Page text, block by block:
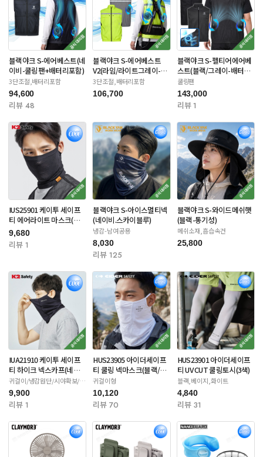
블랙야크 S-에어베스트(네
이비-쿨링팬+배터리포함)
3단조절,배터리포함
94,600
리뷰 48
블랙야크 S-에어베스트
V2(라임/라이트그레이-쿨
링팬) 배터리포함
3단조절,배터리포함
106,700
블랙야크 S-펠티어에어베
스트(블랙/그레이-배터리
별도)
쿨링팬
143,000
리뷰 1
IUS25901 케이투 세이프
티 에어라이트 마스크(블
랙/아이보리)
9,680
리뷰 1
블랙야크 S-아이스멀티넥
(네이비.스카이블루)
냉감-남여공용
8,030
리뷰 125
블랙야크 S-와이드메쉬햇
(블랙-통기성)
메쉬소재,흡습속건
25,800
IUA21910 케이투 세이프
티 하이크 넥스카프(네이
비/화이트/베이지)
귀걸이/냉감원단/시야확보/자
외선차단
9,900
리뷰 1
HUS23905 아이더세이프
티 쿨링 넥마스크(블랙/화
이트/카키)
귀걸이형
10,120
리뷰 70
HUS23901 아이더세이프
티 UV CUT 쿨링토시(3색)
블랙,베이지,화이트
4,840
리뷰 31